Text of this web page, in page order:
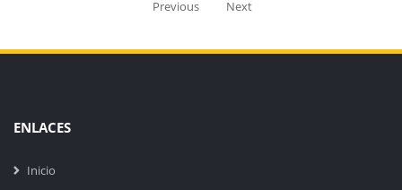
Previous Next
ENLACES
Inicio